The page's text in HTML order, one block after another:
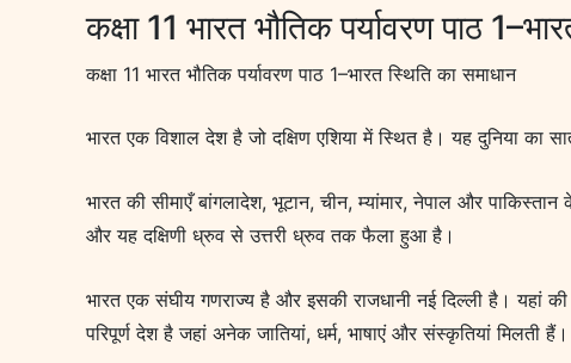
कक्षा 11 भारत भौतिक पर्यावरण पाठ
कक्षा 11 भारत भौतिक पर्यावरण पाठ 1–भारत स्थिति का समाधान
भारत एक विशाल देश है जो दक्षिण एशिया में स्थित है। यह दुनिया
भारत की सीमाएँ बांगलादेश, भूटान, चीन, म्यांमार, नेपाल और
और यह दक्षिणी ध्रुव से उत्तरी ध्रुव तक फैला हुआ है।
भारत एक संघीय गणराज्य है और इसकी राजधानी नई दिल्ली है। यहां
परिपूर्ण देश है जहां अनेक जातियां, धर्म, भाषाएं और संस्कृतियां मिलती हैं।